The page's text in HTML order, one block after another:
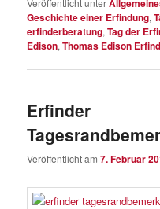
Geschichte einer Erfindung,
erfinderberatung,Tag der
Edison,Thomas Edison
Erfinder
Veröffentlicht am7. Februar